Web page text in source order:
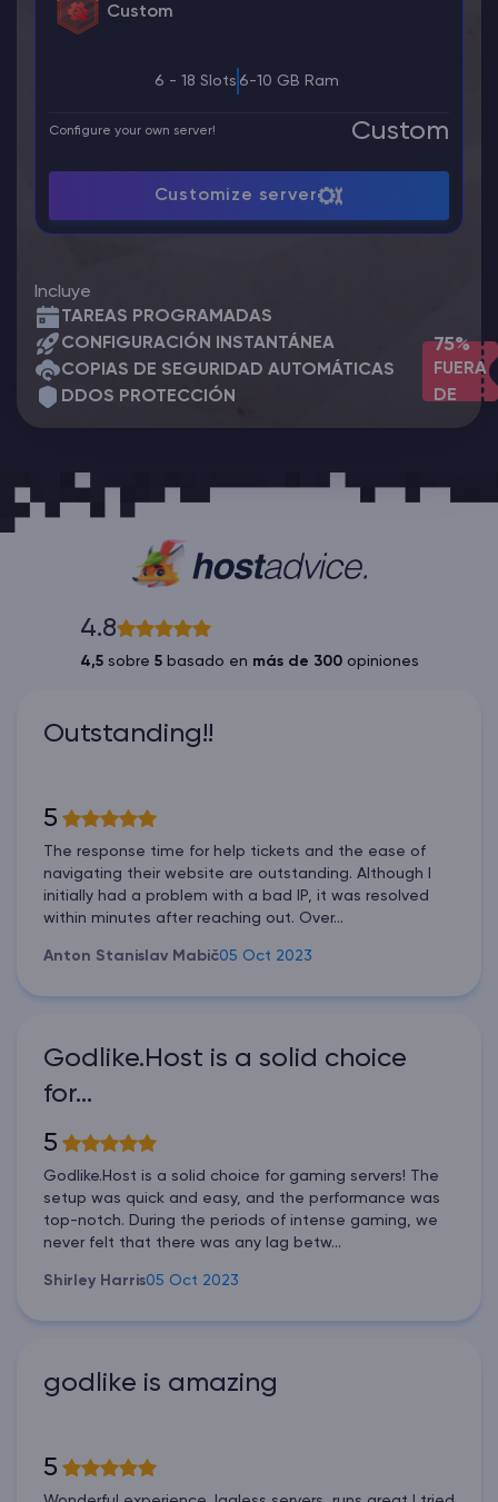
75%
FUERA
DE
Custom
6 - 18 Slots 6-10 GB Ram
Configure your own server! Custom
Customize server
Incluye
TAREAS PROGRAMADAS
CONFIGURACIÓN INSTANTÁNEA
COPIAS DE SEGURIDAD AUTOMÁTICAS
DDOS PROTECCIÓN
4.8
4,5sobre 5basado en más de 300opiniones
Outstanding!!
5
The response time for help tickets and the ease of
navigating their website are outstanding. Although I
initially had a problem with a bad IP, it was resolved
within minutes after reaching out. Over...
Anton Stanislav Mabič05 Oct 2023
Godlike.Host is a solid choice
for…
5
Godlike.Host is a solid choice for gaming servers! The
setup was quick and easy, and the performance was
top-notch. During the periods of intense gaming, we
never felt that there was any lag betw...
Shirley Harris05 Oct 2023
godlike is amazing
5